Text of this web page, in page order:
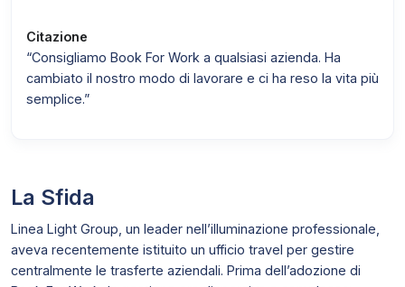
Citazione
“Consigliamo Book For Work a qualsiasi azienda. Ha
cambiato il nostro modo di lavorare e ci ha reso la vita più
semplice.”
La Sfida
Linea Light Group, un leader nell’illuminazione professionale,
aveva recentemente istituito un ufficio travel per gestire
centralmente le trasferte aziendali. Prima dell’adozione di